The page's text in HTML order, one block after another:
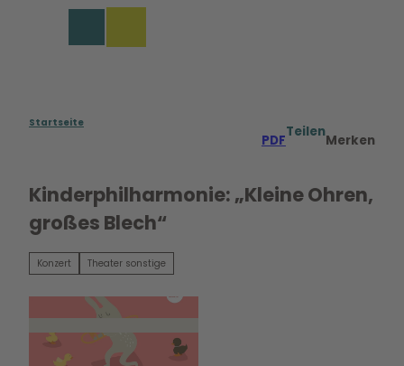
Startseite
PDF
Teilen
Merken
Kinderphilharmonie: „Kleine Ohren,
großes Blech“
Konzert Theater sonstige